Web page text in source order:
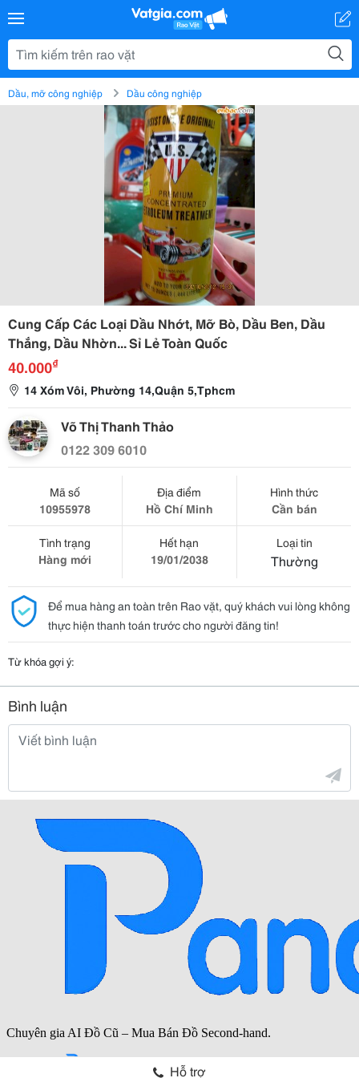
Dầu, mỡ công nghiệp Dầu công nghiệp
Cung Cấp Các Loại Dầu Nhớt, Mỡ Bò, Dầu Ben, Dầu
Thắng, Dầu Nhờn... Sỉ Lẻ Toàn Quốc
40.000₫
14 Xóm Vôi, Phường 14,Quận 5,Tphcm
Võ Thị Thanh Thảo
0122 309 6010
Mã số
10955978
Địa điểm
Hồ Chí Minh
Hình thức
Cần bán
Tình trạng
Hàng mới
Hết hạn
19/01/2038
Loại tin
Thường
Để mua hàng an toàn trên Rao vặt, quý khách vui lòng không
thực hiện thanh toán trước cho người đăng tin!
Từ khóa gợi ý:
Bình luận
Hỗ trợ